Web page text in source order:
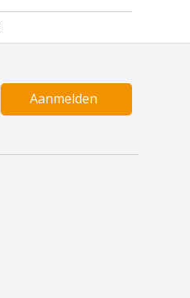
Aanmelden